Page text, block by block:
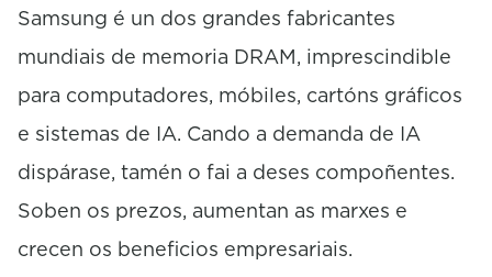
Samsung é un dos grandes fabricantes
mundiais de memoria DRAM, imprescindible
para computadores, móbiles, cartóns gráficos
e sistemas de IA. Cando a demanda de IA
dispárase, tamén o fai a deses compoñentes.
Soben os prezos, aumentan as marxes e
crecen os beneficios empresariais.